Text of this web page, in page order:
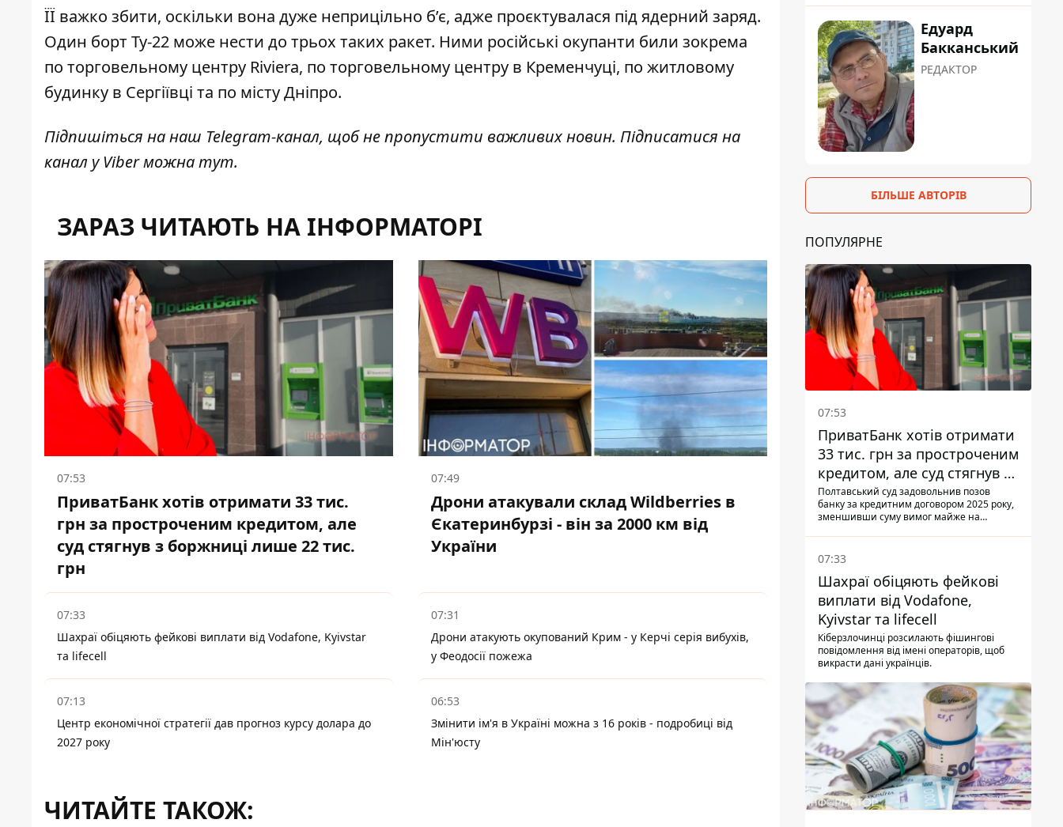
ЇЇ важко збити, оскільки вона дуже неприцільно б’є, адже проєктувалася під ядерний заряд.
Один борт Ту-22 може нести до трьох таких ракет. Ними російські окупанти били зокрема
по торговельному центру Riviera, по торговельному центру в Кременчуці, по житловому
будинку в Сергіївці та по місту Дніпро.
Підпишіться на наш Telegram-канал, щоб не пропустити важливих новин. Підписатися на
канал у Viber можнатут.
ЗАРАЗ ЧИТАЮТЬ НА ІНФОРМАТОРІ
07:53
ПриватБанк хотів отримати 33 тис.
грн за простроченим кредитом, але
суд стягнув з боржниці лише 22 тис.
грн
07:49
Дрони атакували склад Wildberries в
Єкатеринбурзі - він за 2000 км від
України
07:33
Шахраї обіцяють фейкові виплати від Vodafone, Kyivstar
та lifecell
07:31
Дрони атакують окупований Крим - у Керчі серія вибухів,
у Феодосії пожежа
07:13
Центр економічної стратегії дав прогноз курсу долара до
2027 року
06:53
Змінити ім'я в Україні можна з 16 років - подробиці від
Мін'юсту
ЧИТАЙТЕ ТАКОЖ:
Едуард
Бакканський
РЕДАКТОР
БІЛЬШЕ АВТОРІВ
ПОПУЛЯРНЕ
07:53
ПриватБанк хотів отримати
33 тис. грн за простроченим
кредитом, але суд стягнув з
боржниці лише 22 тис. грн
Полтавський суд задовольнив позов
банку за кредитним договором 2025 року,
зменшивши суму вимог майже на
07:33
Шахраї обіцяють фейкові
виплати від Vodafone,
Kyivstar та lifecell
Кіберзлочинці розсилають фішингові
повідомлення від імені операторів, щоб
викрасти дані українців.